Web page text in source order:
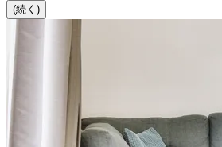
(続く)